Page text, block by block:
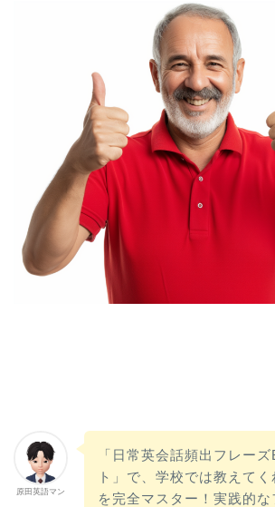
原田英語マン
「日常英会話頻出フレー
ト」で、学校では教えて
を完全マスター！実践的